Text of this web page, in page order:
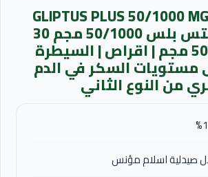
أهم مميزات GLIPTUS PLUS 50/1000 MG
30 TAB - جليبتس بلس 50/1000 مجم 30
قرص | 50/1000 مجم | اقراص | السيطرة
مستويات السكر في الدم
من النوع الثاني
صيدلية اسلام مؤنس